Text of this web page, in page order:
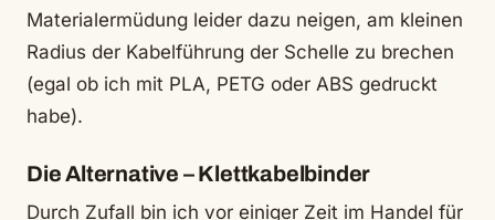
Materialermüdung leider dazu neigen, am kleinen
Radius der Kabelführung der Schelle zu brechen
(egal ob ich mit PLA, PETG oder ABS gedruckt
habe).
Die Alternative – Klettkabelbinder
Durch Zufall bin ich vor einiger Zeit im Handel für